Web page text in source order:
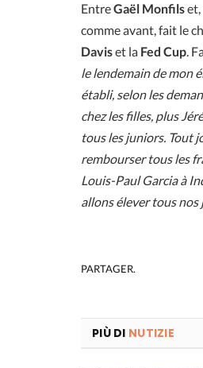
EntreGaël Monfils
comme avant, fait le
Daviset la Fed Cup.
le lendemain de mon
établi, selon les
chez les filles, plus
tous les juniors. Tout
rembourser tous les
Louis-Paul Garcia à
allons élever tous nos
PARTAGER.
PIÙ DI NUTIZIE